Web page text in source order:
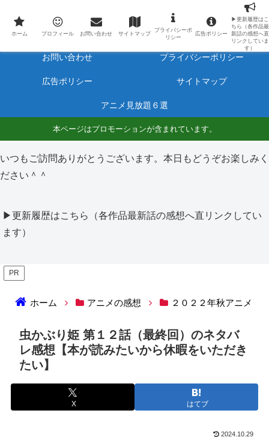
最新アニメのあらすじと感想をネタバレ有りで毎日更新しています。
ホーム プロフィール
お問い合わせ プライバシーポリシー
広告ポリシー サイトマップ
アニメ見放題６選
本ページはプロモーションが含まれています。
いつもご訪問ありがとうございます。本日もどうぞお楽しみく
ださい＾＾
▶更新履歴はこちら（各作品最新話の感想へ直リンクしてい
ます）
PR
ホーム アニメの感想 ２０２２年秋アニメ
虫かぶり姫 第１２話（最終回）のネタバ
レ感想【本が読みたいから休暇をいただき
たい】
X はてブ
2024.10.29
ホーム プロフィール お問い合わせ サイトマップ
プライバシーポ
リシー
広告ポリシー
▶更新履歴はこ
ちら（各作品最
新話の感想へ直
リンクしていま
す）